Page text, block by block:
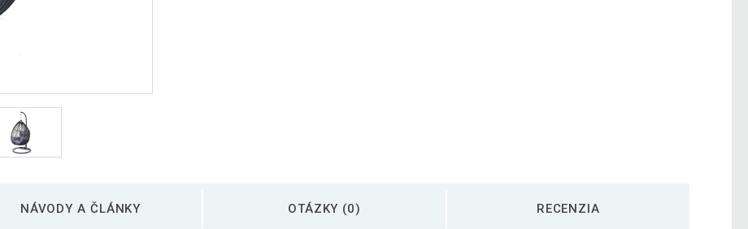
NÁVODY A ČLÁNKY OTÁZKY (0) RECENZIA